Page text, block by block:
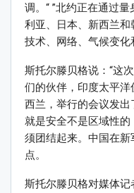
调。“ ”北约正在通过
利亚、日本、新西兰
技术、网络、气候变化
斯托尔滕贝格说：“这
们的伙伴，印度太平
西兰，举行的会议发
就是安全不是区域性
须团结起来。中国在
点。
斯托尔滕贝格对媒体记